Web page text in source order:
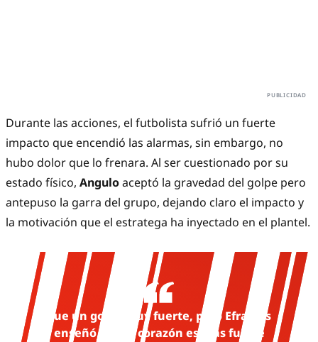
Durante las acciones, el futbolista sufrió un fuerte
impacto que encendió las alarmas, sin embargo, no
hubo dolor que lo frenara. Al ser cuestionado por su
estado físico, Anguloaceptó la gravedad del golpe pero
antepuso la garra del grupo, dejando claro el impacto y
la motivación que el estratega ha inyectado en el plantel.
Fue un golpe muy fuerte, pero Efra nos
enseñó que el corazón es más fuerte